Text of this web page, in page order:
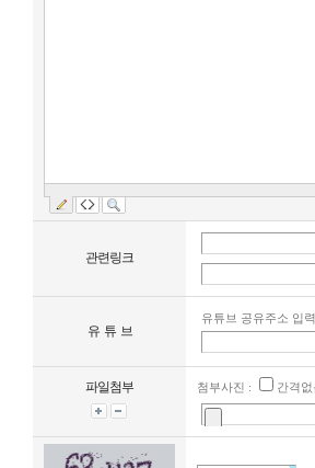
관련링크
유 튜 브
유튜브 공유주소 입
파일첨부 첨부사진 : 간격없